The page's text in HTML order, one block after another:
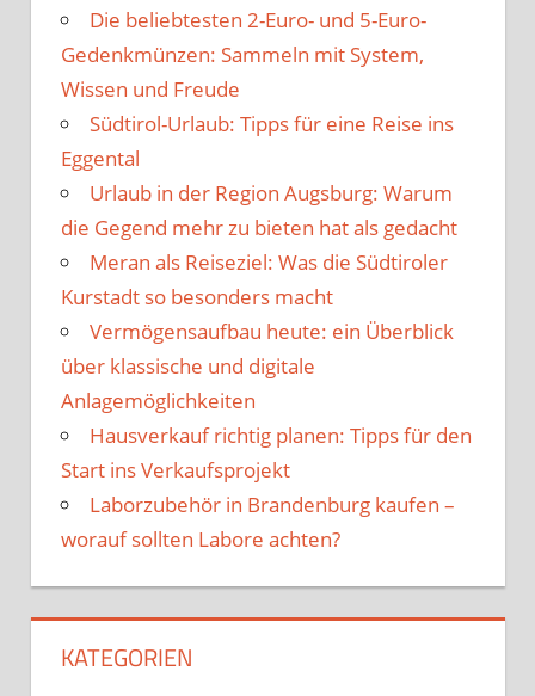
Die beliebtesten 2-Euro- und 5-Euro-
Gedenkmünzen: Sammeln mit System,
Wissen und Freude
Südtirol-Urlaub: Tipps für eine Reise ins
Eggental
Urlaub in der Region Augsburg: Warum
die Gegend mehr zu bieten hat als gedacht
Meran als Reiseziel: Was die Südtiroler
Kurstadt so besonders macht
Vermögensaufbau heute: ein Überblick
über klassische und digitale
Anlagemöglichkeiten
Hausverkauf richtig planen: Tipps für den
Start ins Verkaufsprojekt
Laborzubehör in Brandenburg kaufen –
worauf sollten Labore achten?
KATEGORIEN